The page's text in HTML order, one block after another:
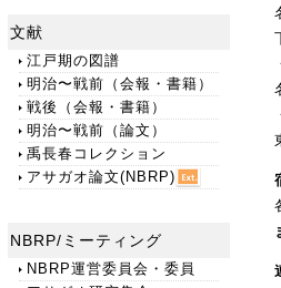
文献
江戸期の図譜
明治〜戦前（会報・書籍）
戦後（会報・書籍）
明治〜戦前（論文）
禹長春コレクション
アサガオ論文(NBRP)
NBRP/ミーティング
NBRP運営委員会・委員